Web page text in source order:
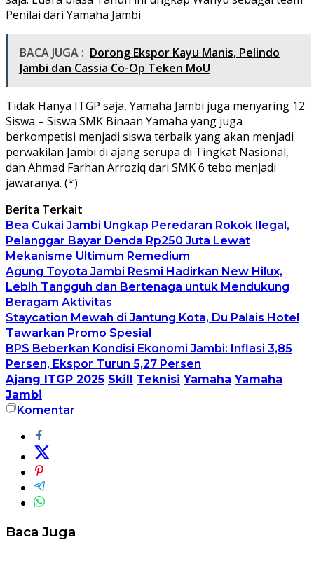
Penilai dari Yamaha Jambi.
BACA JUGA : Dorong Ekspor Kayu Manis, Pelindo
Jambi dan Cassia Co-Op Teken MoU
Tidak Hanya ITGP saja, Yamaha Jambi juga menyaring 12
Siswa – Siswa SMK Binaan Yamaha yang juga
berkompetisi menjadi siswa terbaik yang akan menjadi
perwakilan Jambi di ajang serupa di Tingkat Nasional,
dan Ahmad Farhan Arroziq dari SMK 6 tebo menjadi
jawaranya. (*)
Berita Terkait
Bea Cukai Jambi Ungkap Peredaran Rokok Ilegal,
Pelanggar Bayar Denda Rp250 Juta Lewat
Mekanisme Ultimum Remedium
Agung Toyota Jambi Resmi Hadirkan New Hilux,
Lebih Tangguh dan Bertenaga untuk Mendukung
Beragam Aktivitas
Staycation Mewah di Jantung Kota, Du Palais Hotel
Tawarkan Promo Spesial
BPS Beberkan Kondisi Ekonomi Jambi: Inflasi 3,85
Persen, Ekspor Turun 5,27 Persen
Ajang ITGP 2025 Skill Teknisi Yamaha Yamaha
Jambi
Komentar
Baca Juga